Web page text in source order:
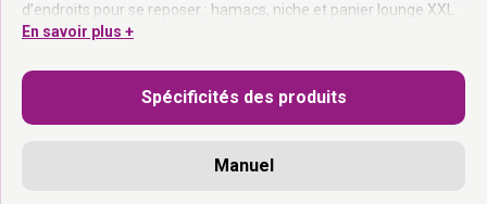
d’endroits pour se reposer : hamacs, niche et panier lounge XXL
en haut. Idéal pour plusieurs chats et pour les grandes races.
Poteaux en sisal de 20 cm :
acharnées et les chats les plus lourds.
Hamacs amovibles :Lavables, pour plusieurs chats.
En savoir plus +
Spécificités des produits
Manuel